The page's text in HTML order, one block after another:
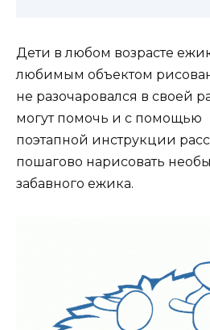
Дети в любом возрасте
любимым объектом
не разочаровался в своей
могут помочь и с помощью
поэтапной инструкции
пошагово нарисовать
забавного ежика.